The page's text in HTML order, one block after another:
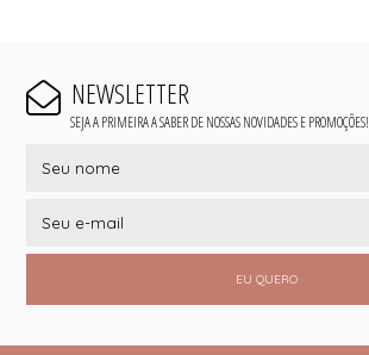
NEWSLETTER
SEJA A PRIMEIRA A SABER DE NOSSAS NOVIDADES E PROMOÇÕES!
EU QUERO